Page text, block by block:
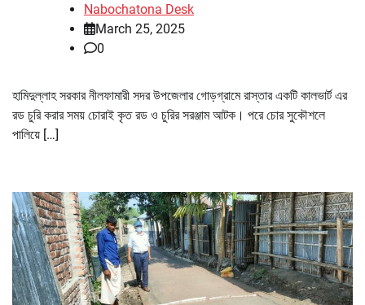
Nabochatona Desk
March 25, 2025
0
হামিদুল্লাহ সরকার নীলফামারী সদর উপজেলার গোড়গ্রামে রাস্তার একটি কালভার্ট এর
রড চুরি করার সময় চোরাই কৃত রড ও চুরির সরঞ্জাম আটক। পরে চোর সুকৌশলে
পালিয়ে […]